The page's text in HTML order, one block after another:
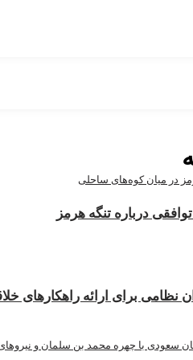
درباره تنگه هرمز
برای ارائه راهکارهای